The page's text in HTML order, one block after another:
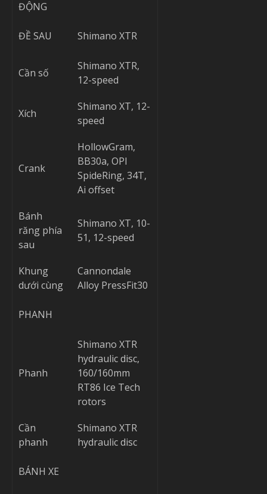
ĐỘNG
ĐỀ SAU Shimano XTR
Cần số
Shimano XTR,
12-speed
Xích
Shimano XT, 12-
speed
Crank
HollowGram,
BB30a, OPI
SpideRing, 34T,
Ai offset
Bánh
răng phía
sau
Shimano XT, 10-
51, 12-speed
Khung
dưới cùng
Cannondale
Alloy PressFit30
PHANH
Phanh
Shimano XTR
hydraulic disc,
160/160mm
RT86 Ice Tech
rotors
Cần
phanh
Shimano XTR
hydraulic disc
BÁNH XE